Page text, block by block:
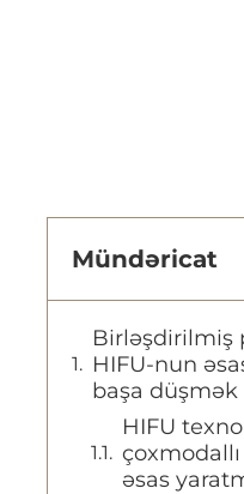
Mündəricat
Birləşdirilmiş
HIFU-nun
başa düşmək
HIFU
əsas